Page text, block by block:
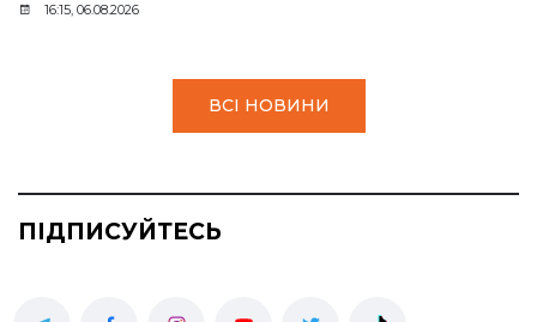
16:15, 06.08.2026
ВСІ НОВИНИ
ПІДПИСУЙТЕСЬ